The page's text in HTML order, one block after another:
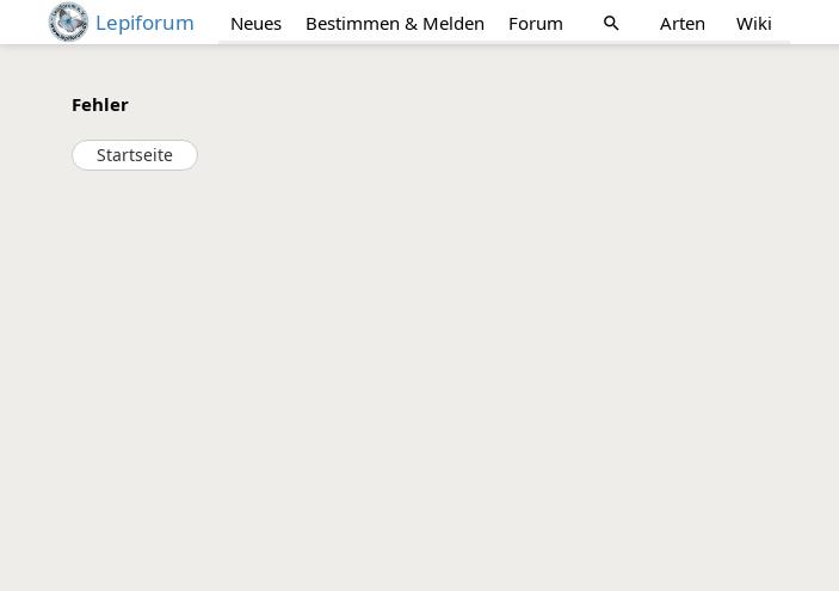
Lepiforum Neues Bestimmen & Melden Forum search Arten Wiki
Fehler
Startseite